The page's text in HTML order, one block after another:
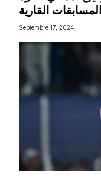
Septembre 17, 2024